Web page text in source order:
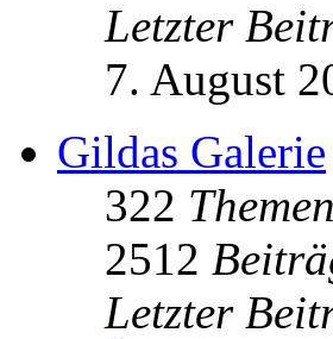
Letzter
7. August
Gildas Galerie
322 Themen
2512
Letzter